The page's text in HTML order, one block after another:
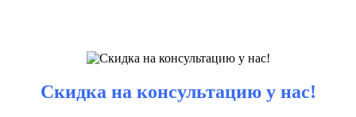
Скидка на консультацию у нас!